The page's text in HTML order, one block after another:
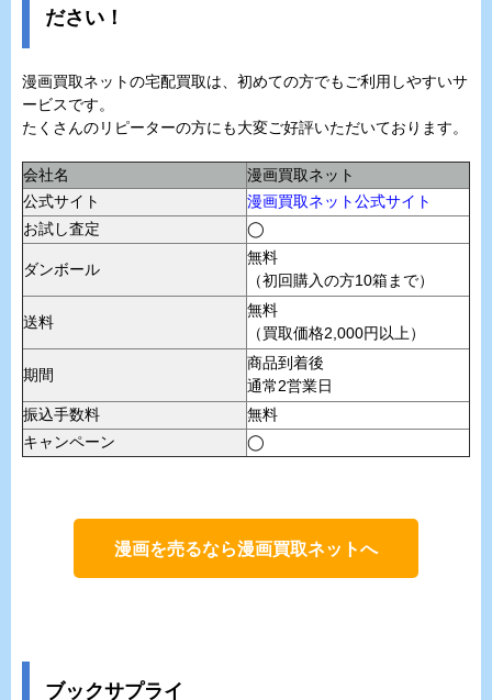
ださい！
漫画買取ネットの宅配買取は、初めての方でもご利用しやすいサ
ービスです。
たくさんのリピーターの方にも大変ご好評いただいております。
会社名
漫画買取ネット
公式サイト
漫画買取ネット公式サイト
お試し査定
◯
ダンボール
無料
（初回購入の方10箱まで）
送料
無料
（買取価格2,000円以上）
期間
商品到着後
通常2営業日
振込手数料
無料
キャンペーン
◯
漫画を売るなら漫画買取ネットへ
ブックサプライ